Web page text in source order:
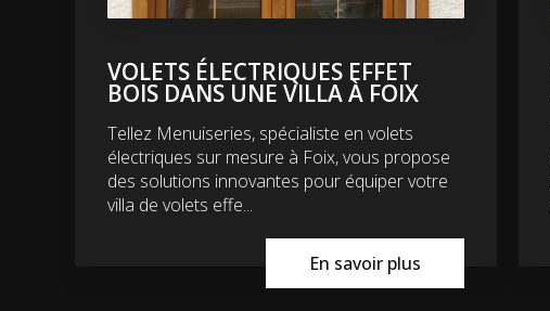
VOLETS ÉLECTRIQUES EFFET
BOIS DANS UNE VILLA À FOIX
Tellez Menuiseries, spécialiste en volets
électriques sur mesure à Foix, vous propose
des solutions innovantes pour équiper votre
villa de volets effe...
En savoir plus